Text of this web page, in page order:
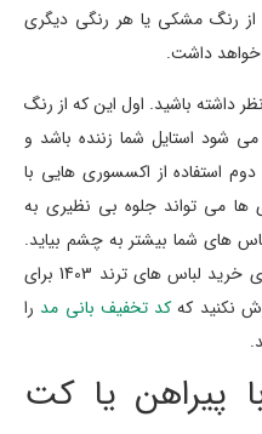
رنگ مشکی یا هر رنگی دیگری
خواهد داشت.
داشته باشید. اول این که از رنگ
شود استایل شما زننده باشد و
استفاده از اکسسوری هایی با
می تواند جلوه بی نظیری به
های شما بیشتر به چشم بیاید.
بانی مد می تواند فروشگاه مناسبی برای خرید لباس های ترند 1403 برای
نکنید که کد تخفیف بانی مد را
یا کت